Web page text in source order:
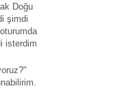
Doğu
şimdi
isterdim